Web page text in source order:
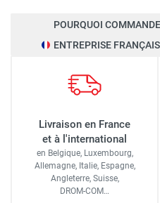
POURQUOI
ENTREPRISE
Livraison en France
et à l'international
en Belgique, Luxembourg,
Allemagne, Italie, Espagne,
Angleterre, Suisse,
DROM-COM…